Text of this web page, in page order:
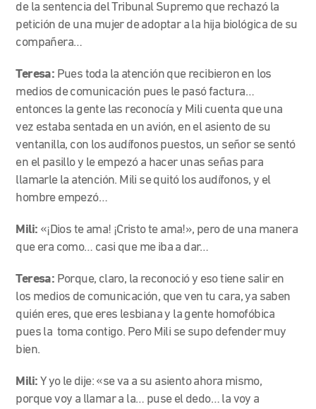
de la sentencia del Tribunal Supremo que rechazó la
petición de una mujer de adoptar a la hija biológica de su
compañera…
Teresa: Pues toda la atención que recibieron en los
medios de comunicación pues le pasó factura…
entonces la gente las reconocía y Mili cuenta que una
vez estaba sentada en un avión, en el asiento de su
ventanilla, con los audífonos puestos, un señor se sentó
en el pasillo y le empezó a hacer unas señas para
llamarle la atención. Mili se quitó los audífonos, y el
hombre empezó…
Mili: «¡Dios te ama! ¡Cristo te ama!», pero de una manera
que era como… casi que me iba a dar…
Teresa: Porque, claro, la reconoció y eso tiene salir en
los medios de comunicación, que ven tu cara, ya saben
quién eres, que eres lesbiana y la gente homofóbica
pues la toma contigo. Pero Mili se supo defender muy
bien.
Mili: Y yo le dije: «se va a su asiento ahora mismo,
porque voy a llamar a la… puse el dedo… la voy a